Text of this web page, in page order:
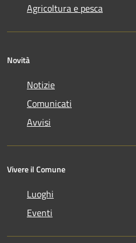
Agricoltura e pesca
Novità
Notizie
Comunicati
Avvisi
Vivere il Comune
Luoghi
Eventi